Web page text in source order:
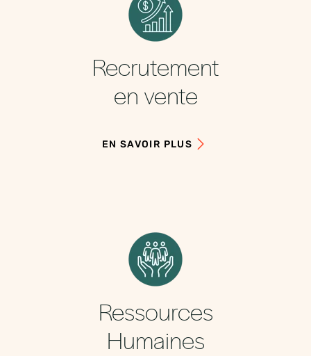
Recrutement
en vente
EN SAVOIR PLUS
Ressources
Humaines